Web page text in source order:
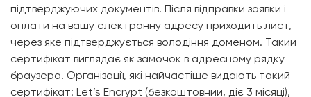
підтверджуючих документів. Після відправки заявки і
оплати на вашу електронну адресу приходить лист,
через яке підтверджується володіння доменом. Такий
сертифікат виглядає як замочок в адресному рядку
браузера. Організації, які найчастіше видають такий
сертифікат: Let’s Encrypt (безкоштовний, діє 3 місяці),